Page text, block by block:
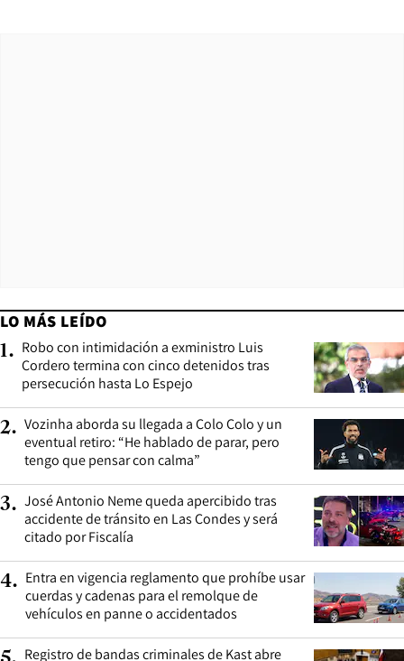
LO MÁS LEÍDO
1. Robo con intimidación a exministro Luis
Cordero termina con cinco detenidos tras
persecución hasta Lo Espejo
2. Vozinha aborda su llegada a Colo Colo y un
eventual retiro: “He hablado de parar, pero
tengo que pensar con calma”
3. José Antonio Neme queda apercibido tras
accidente de tránsito en Las Condes y será
citado por Fiscalía
4. Entra en vigencia reglamento que prohíbe usar
cuerdas y cadenas para el remolque de
vehículos en panne o accidentados
Registro de bandas criminales de Kast abre